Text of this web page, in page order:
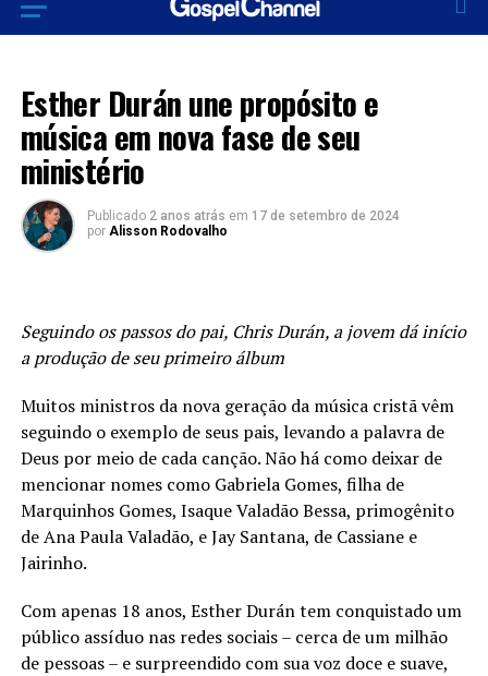
Esther Durán une propósito e
música em nova fase de seu
ministério
Publicado 2 anos atrás em 17 de setembro de 2024
por Alisson Rodovalho
Seguindo os passos do pai, Chris Durán, a jovem dá início
a produção de seu primeiro álbum
Muitos ministros da nova geração da música cristã vêm
seguindo o exemplo de seus pais, levando a palavra de
Deus por meio de cada canção. Não há como deixar de
mencionar nomes como Gabriela Gomes, filha de
Marquinhos Gomes, Isaque Valadão Bessa, primogênito
de Ana Paula Valadão, e Jay Santana, de Cassiane e
Jairinho.
Com apenas 18 anos, Esther Durán tem conquistado um
público assíduo nas redes sociais – cerca de um milhão
de pessoas – e surpreendido com sua voz doce e suave,